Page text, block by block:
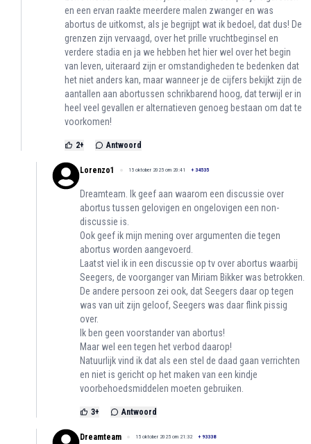
en een ervan raakte meerdere malen zwanger en was
abortus de uitkomst, als je begrijpt wat ik bedoel, dat dus! De
grenzen zijn vervaagd, over het prille vruchtbeginsel en
verdere stadia en ja we hebben het hier wel over het begin
van leven, uiteraard zijn er omstandigheden te bedenken dat
het niet anders kan, maar wanneer je de cijfers bekijkt zijn de
aantallen aan abortussen schrikbarend hoog, dat terwijl er in
heel veel gevallen er alternatieven genoeg bestaan om dat te
voorkomen!
2+ Antwoord
Lorenzo1 15 oktober 2025 om 20:41 + 34535
Dreamteam. Ik geef aan waarom een discussie over
abortus tussen gelovigen en ongelovigen een non-
discussie is.
Ook geef ik mijn mening over argumenten die tegen
abortus worden aangevoerd.
Laatst viel ik in een discussie op tv over abortus waarbij
Seegers, de voorganger van Miriam Bikker was betrokken.
De andere persoon zei ook, dat Seegers daar op tegen
was van uit zijn geloof, Seegers was daar flink pissig
over.
Ik ben geen voorstander van abortus!
Maar wel een tegen het verbod daarop!
Natuurlijk vind ik dat als een stel de daad gaan verrichten
en niet is gericht op het maken van een kindje
voorbehoedsmiddelen moeten gebruiken.
3+ Antwoord
Dreamteam 15 oktober 2025 om 21:32 + 93338